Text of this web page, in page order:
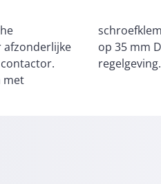
afzonderlijke
met
REACh-
regelgeving.